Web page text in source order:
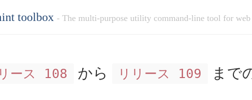
toolbox - The multi-purpose utility command-line tool for web
ース 108 から リリース 109 まで